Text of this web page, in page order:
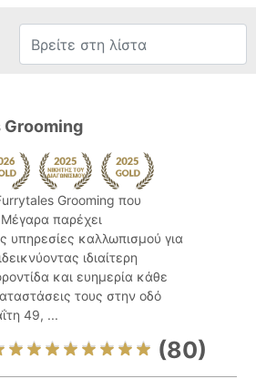
Grooming που
Μέγαρα παρέχει
υπηρεσίες καλλωπισμού για
ιδιαίτερη
και ευημερία κάθε
τους στην οδό
49, ...
(80)